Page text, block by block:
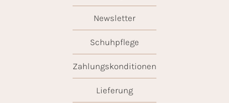
Newsletter
Schuhpflege
Zahlungskonditionen
Lieferung